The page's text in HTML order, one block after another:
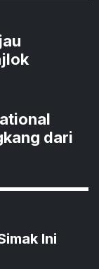
dari
Ini